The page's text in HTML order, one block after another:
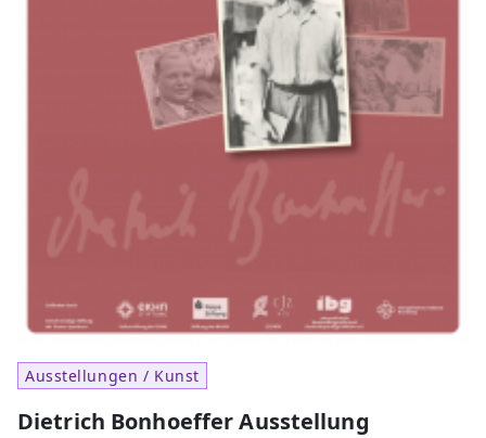
Ausstellungen / Kunst
Dietrich Bonhoeffer Ausstellung